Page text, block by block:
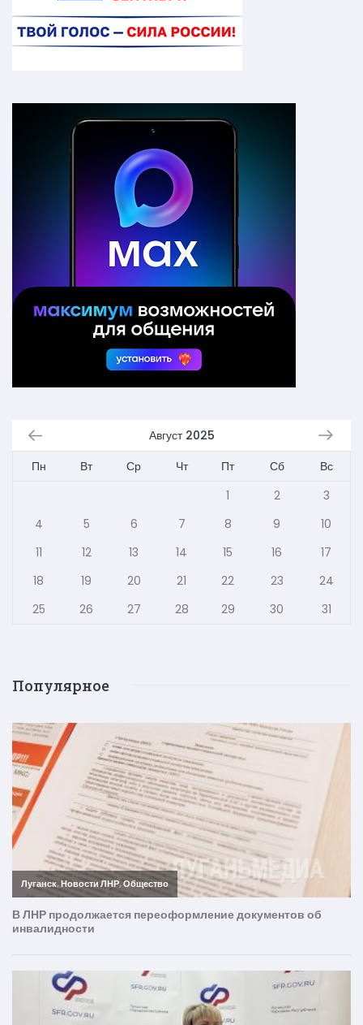
Август 2025
Пн
Вт Ср Чт Пт Сб
Вс
1
2
3
4
5 6 7 8 9
10
11
12 13 14 15 16
17
18
19 20 21 22 23
24
25
26 27 28 29 30 31
Популярное